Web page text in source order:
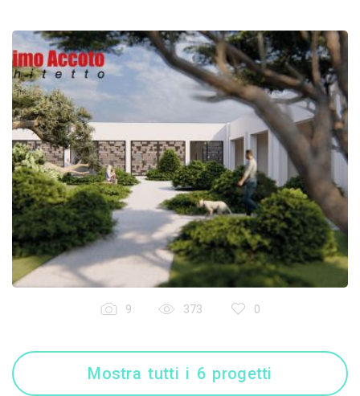
9 373 0
Mostra tutti i 6 progetti